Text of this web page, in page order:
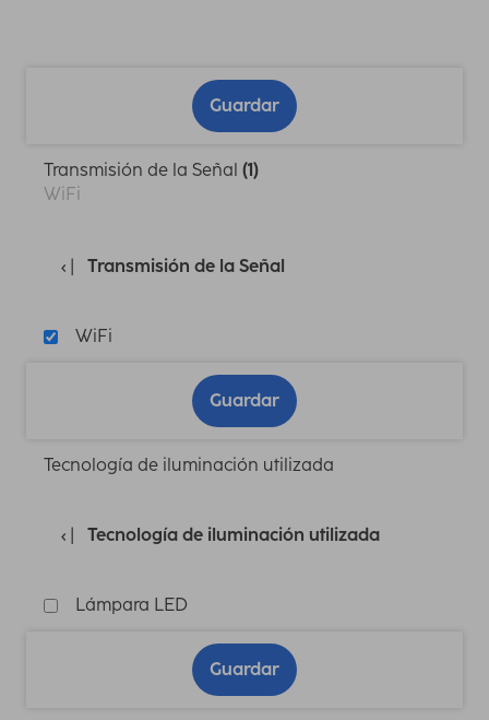
Guardar
Transmisión de la Señal (1)
WiFi
Transmisión de la Señal
WiFi
Guardar
Tecnología de iluminación utilizada
Tecnología de iluminación utilizada
Lámpara LED
Guardar